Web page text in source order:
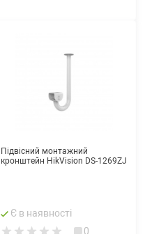
Підвісний монтажний
кронштейн HikVision DS-1269ZJ
Є в наявності
0